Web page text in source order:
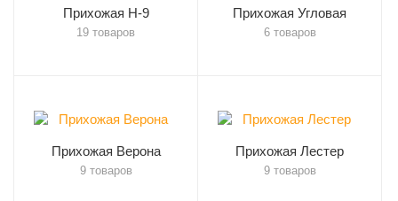
Прихожая Н-9
19 товаров
Прихожая Угловая
6 товаров
Прихожая Верона
9 товаров
Прихожая Лестер
9 товаров